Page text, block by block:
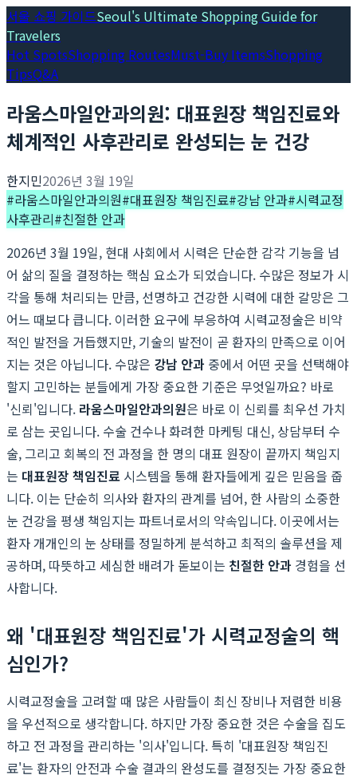
서울 쇼핑 가이드Seoul's Ultimate Shopping Guide for
Travelers
Hot SpotsShopping RoutesMust-Buy ItemsShopping
TipsQ&A
라움스마일안과의원: 대표원장 책임진료와
체계적인 사후관리로 완성되는 눈 건강
한지민2026년 3월 19일
#라움스마일안과의원#대표원장 책임진료#강남 안과#시력교정
사후관리#친절한 안과
2026년 3월 19일, 현대 사회에서 시력은 단순한 감각 기능을 넘
어 삶의 질을 결정하는 핵심 요소가 되었습니다. 수많은 정보가 시
각을 통해 처리되는 만큼, 선명하고 건강한 시력에 대한 갈망은 그
어느 때보다 큽니다. 이러한 요구에 부응하여 시력교정술은 비약
적인 발전을 거듭했지만, 기술의 발전이 곧 환자의 만족으로 이어
지는 것은 아닙니다. 수많은 강남 안과 중에서 어떤 곳을 선택해야
할지 고민하는 분들에게 가장 중요한 기준은 무엇일까요? 바로
'신뢰'입니다. 라움스마일안과의원은 바로 이 신뢰를 최우선 가치
로 삼는 곳입니다. 수술 건수나 화려한 마케팅 대신, 상담부터 수
술, 그리고 회복의 전 과정을 한 명의 대표 원장이 끝까지 책임지
는 대표원장 책임진료 시스템을 통해 환자들에게 깊은 믿음을 줍
니다. 이는 단순히 의사와 환자의 관계를 넘어, 한 사람의 소중한
눈 건강을 평생 책임지는 파트너로서의 약속입니다. 이곳에서는
환자 개개인의 눈 상태를 정밀하게 분석하고 최적의 솔루션을 제
공하며, 따뜻하고 세심한 배려가 돋보이는 친절한 안과 경험을 선
사합니다.
왜 '대표원장 책임진료'가 시력교정술의 핵
심인가?
시력교정술을 고려할 때 많은 사람들이 최신 장비나 저렴한 비용
을 우선적으로 생각합니다. 하지만 가장 중요한 것은 수술을 집도
하고 전 과정을 관리하는 '의사'입니다. 특히 '대표원장 책임진
료'는 환자의 안전과 수술 결과의 완성도를 결정짓는 가장 중요한